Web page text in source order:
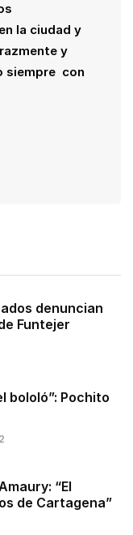
la ciudad y
y
siempre con
denuncian
Funtejer
bololó”: Pochito
“El
de Cartagena”